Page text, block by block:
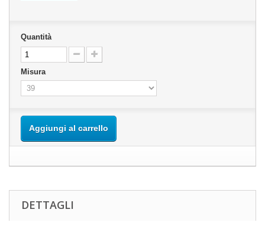
Quantità
Misura
Aggiungi al carrello
DETTAGLI